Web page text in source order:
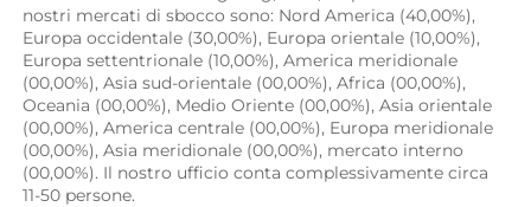
nostri mercati di sbocco sono: Nord America (40,00%),
Europa occidentale (30,00%), Europa orientale (10,00%),
Europa settentrionale (10,00%), America meridionale
(00,00%), Asia sud-orientale (00,00%), Africa (00,00%),
Oceania (00,00%), Medio Oriente (00,00%), Asia orientale
(00,00%), America centrale (00,00%), Europa meridionale
(00,00%), Asia meridionale (00,00%), mercato interno
(00,00%). Il nostro ufficio conta complessivamente circa
11-50 persone.